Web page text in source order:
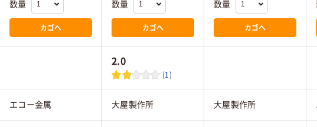
数量
カゴへ
数量
カゴへ
数量
カゴへ
2.0
(1)
エコー金属 大屋製作所 大屋製作所